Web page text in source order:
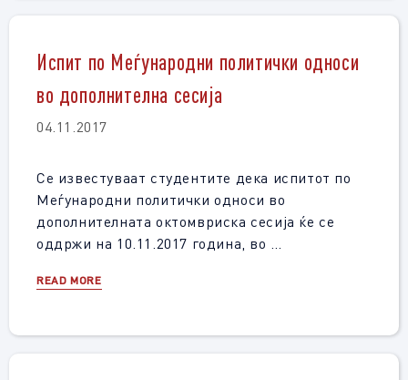
Испит по Меѓународни политички односи
во дополнителна сесија
04.11.2017
Се известуваат студентите дека испитот по
Меѓународни политички односи во
дополнителната октомвриска сесија ќе се
оддржи на 10.11.2017 година, во …
READ MORE